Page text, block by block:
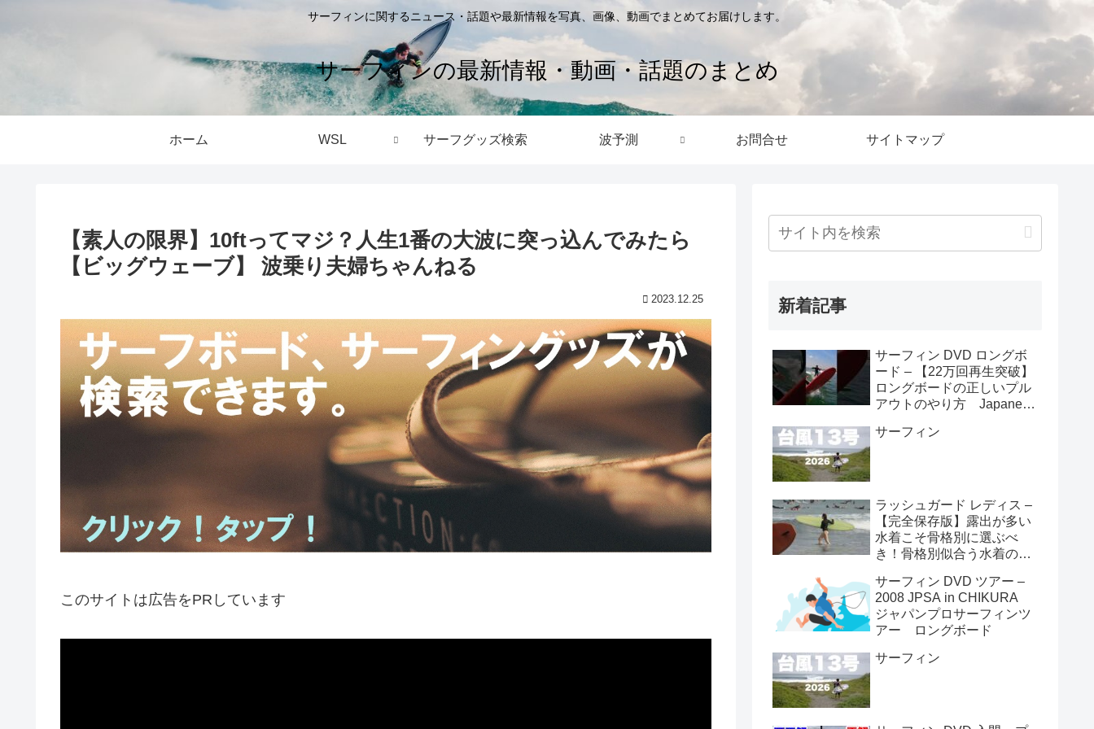
サーフィンに関するニュース・話題や最新情報を写真、画像、動画でまとめてお届けします。
サーフィンの最新情報・動画・話題のまとめ
ホーム WSL サーフグッズ検索 波予測 お問合せ サイトマップ
【素人の限界】10ftってマジ？人生1番の大波に突っ込んでみたら
【ビッグウェーブ】 波乗り夫婦ちゃんねる
2023.12.25
このサイトは広告をPRしています
新着記事
サーフィン DVD ロングボ
ード – 【22万回再生突破】
ロングボードの正しいプル
アウトのやり方 Japanese
ロングボード #shorts
サーフィン
ラッシュガード レディス –
【完全保存版】露出が多い
水着こそ骨格別に選ぶべ
き！骨格別似合う水着の選
サーフィン DVD ツアー –
2008 JPSA in CHIKURA
ジャパンプロサーフィンツ
アー ロングボード
サーフィン